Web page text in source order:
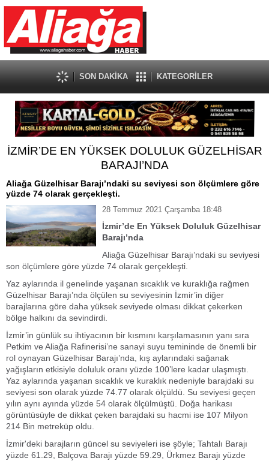
SON DAKİKA KATEGORİLER
İZMİR’DE EN YÜKSEK DOLULUK GÜZELHİSAR
BARAJI’NDA
Aliağa Güzelhisar Barajı’ndaki su seviyesi son ölçümlere göre
yüzde 74 olarak gerçekleşti.
28 Temmuz 2021 Çarşamba 18:48
İzmir’de En Yüksek Doluluk Güzelhisar
Barajı’nda
Aliağa Güzelhisar Barajı’ndaki su seviyesi
son ölçümlere göre yüzde 74 olarak gerçekleşti.
Yaz aylarında il genelinde yaşanan sıcaklık ve kuraklığa rağmen
Güzelhisar Barajı’nda ölçülen su seviyesinin İzmir’in diğer
barajlarına göre daha yüksek seviyede olması dikkat çekerken
bölge halkını da sevindirdi.
İzmir’in günlük su ihtiyacının bir kısmını karşılamasının yanı sıra
Petkim ve Aliağa Rafinerisi’ne sanayi suyu temininde de önemli bir
rol oynayan Güzelhisar Barajı’nda, kış aylarındaki sağanak
yağışların etkisiyle doluluk oranı yüzde 100’lere kadar ulaşmıştı.
Yaz aylarında yaşanan sıcaklık ve kuraklık nedeniyle barajdaki su
seviyesi son olarak yüzde 74.77 olarak ölçüldü. Su seviyesi geçen
yılın aynı ayında yüzde 54 olarak ölçülmüştü. Doğa harikası
görüntüsüyle de dikkat çeken barajdaki su hacmi ise 107 Milyon
214 Bin metreküp oldu.
İzmir'deki barajların güncel su seviyeleri ise şöyle; Tahtalı Barajı
yüzde 61.29, Balçova Barajı yüzde 59.29, Ürkmez Barajı yüzde